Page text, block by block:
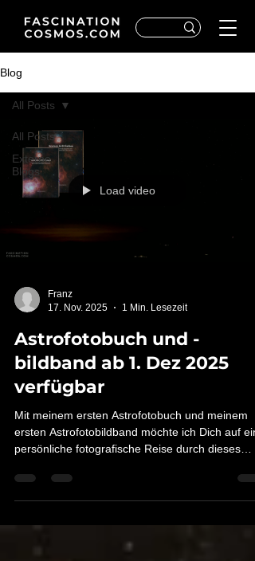
Blog
All Posts
Externe
Blogs
All Posts
Load video
Franz
17. Nov. 2025
1 Min. Lesezeit
Astrofotobuch und -
bildband ab 1. Dez 2025
verfügbar
Mit meinem ersten Astrofotobuch und meinem
ersten Astrofotobildband möchte ich Dich auf
persönliche fotografische Reise durch dieses
Informationen und Vorbestellungen ab sofort hier
in meinem Shop auf dieser Website.